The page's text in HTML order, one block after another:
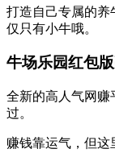
打造自己专属的养
仅只有小牛哦。
牛场乐园红包
全新的高人气网赚
过。
赚钱靠运气，但这